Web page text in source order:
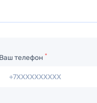
Ваш телефон *